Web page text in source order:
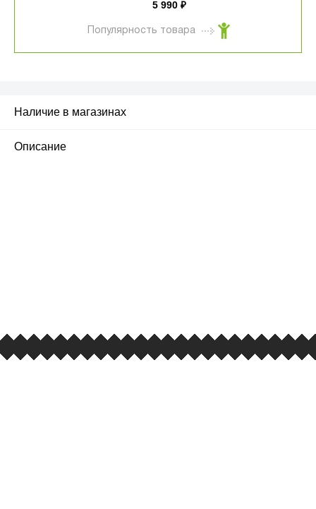
5 990 ₽
Популярность товара
Наличие в магазинах
Описание